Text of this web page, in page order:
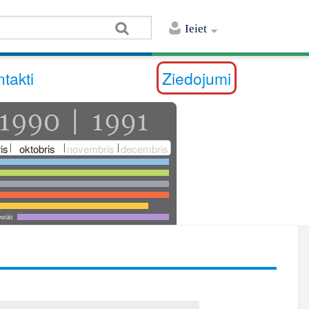
Ieiet
Ziedojumi
oktobris novembris decembris